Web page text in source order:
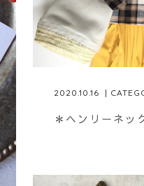
2020.10.16 |
＊ヘンリーネッ